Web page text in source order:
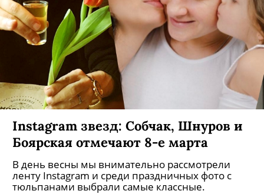
Instagram звезд: Собчак, Шнуров и
Боярская отмечают 8-е марта
В день весны мы внимательно рассмотрели
ленту Instagram и среди праздничных фото с
тюльпанами выбрали самые классные.